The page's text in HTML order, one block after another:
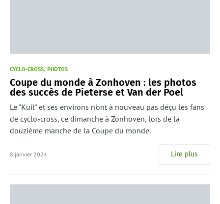
CYCLO-CROSS PHOTOS
Coupe du monde à Zonhoven : les photos
des succès de Pieterse et Van der Poel
Le "Kuil" et ses environs n'ont à nouveau pas déçu les fans
de cyclo-cross, ce dimanche à Zonhoven, lors de la
douzième manche de la Coupe du monde.
8 janvier 2024 Lire plus